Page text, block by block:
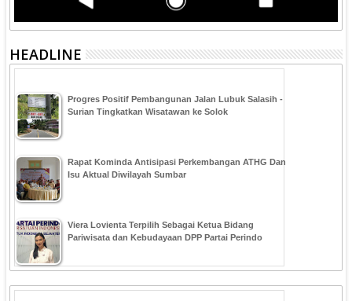
HEADLINE
Progres Positif Pembangunan Jalan Lubuk Salasih -
Surian Tingkatkan Wisatawan ke Solok
Rapat Kominda Antisipasi Perkembangan ATHG Dan
Isu Aktual Diwilayah Sumbar
Viera Lovienta Terpilih Sebagai Ketua Bidang
Pariwisata dan Kebudayaan DPP Partai Perindo